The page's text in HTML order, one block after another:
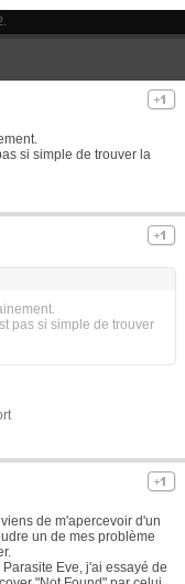
si simple de trouver la
pas si simple de trouver
de m'apercevoir d'un
un de mes problème
Eve, j'ai essayé de